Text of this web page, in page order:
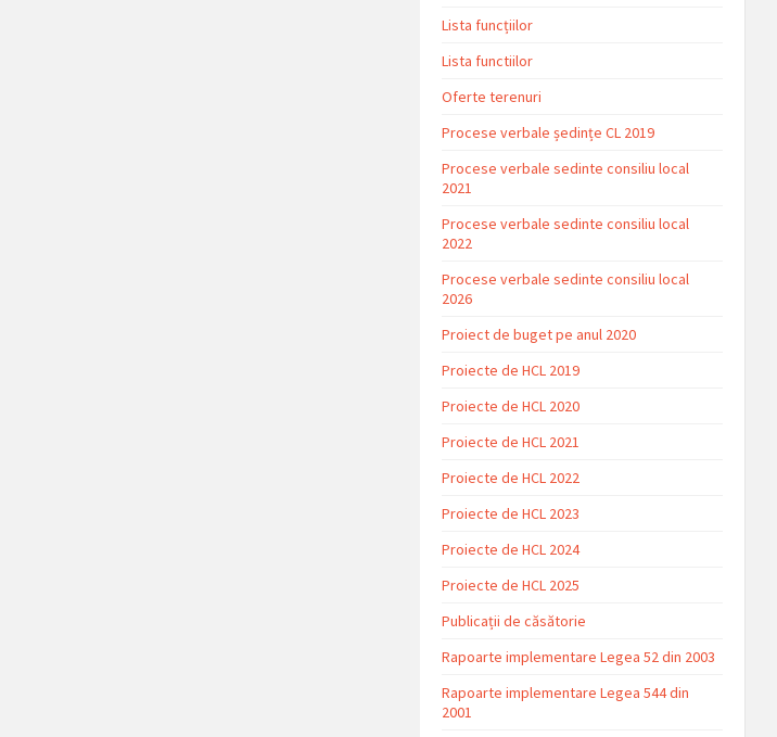
Lista funcțiilor
Lista functiilor
Oferte terenuri
Procese verbale ședințe CL 2019
Procese verbale sedinte consiliu local
2021
Procese verbale sedinte consiliu local
2022
Procese verbale sedinte consiliu local
2026
Proiect de buget pe anul 2020
Proiecte de HCL 2019
Proiecte de HCL 2020
Proiecte de HCL 2021
Proiecte de HCL 2022
Proiecte de HCL 2023
Proiecte de HCL 2024
Proiecte de HCL 2025
Publicații de căsătorie
Rapoarte implementare Legea 52 din 2003
Rapoarte implementare Legea 544 din
2001